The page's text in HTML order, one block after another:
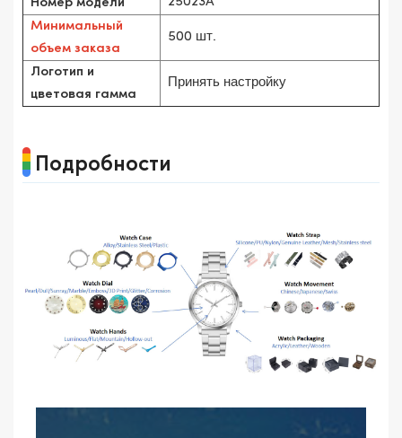
Минимальный
объем заказа
500 шт.
Логотип и
цветовая гамма
Принять настройку
Подробности